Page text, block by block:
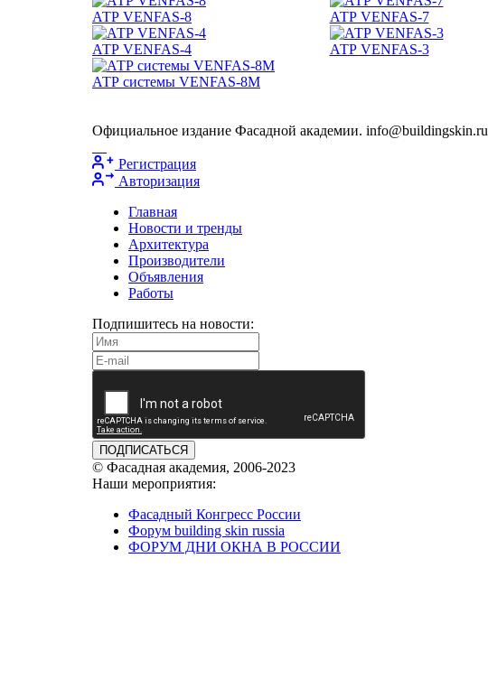
АТР VENFAS-8 АТР VENFAS-7
АТР VENFAS-4 АТР VENFAS-3
АТР системы VENFAS-8М
Официальное издание Фасадной академии. info@buildingskin.ru
Регистрация
Авторизация
Главная
Новости и тренды
Архитектура
Производители
Объявления
Работы
Подпишитесь на новости:
ПОДПИСАТЬСЯ
© Фасадная академия, 2006-2023
Наши мероприятия:
Фасадный Конгресс России
Форум building skin russia
ФОРУМ ДНИ ОКНА В РОССИИ